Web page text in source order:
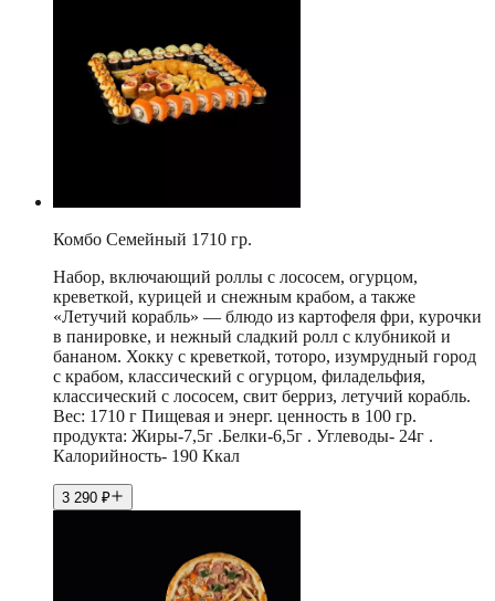
Комбо Семейный 1710 гр.
Набор, включающий роллы с лососем, огурцом,
креветкой, курицей и снежным крабом, а также
«Летучий корабль» — блюдо из картофеля фри, курочки
в панировке, и нежный сладкий ролл с клубникой и
бананом. Хокку с креветкой, тоторо, изумрудный город
с крабом, классический с огурцом, филадельфия,
классический с лососем, свит берриз, летучий корабль.
Вес: 1710 г Пищевая и энерг. ценность в 100 гр.
продукта: Жиры-7,5г .Белки-6,5г . Углеводы- 24г .
Калорийность- 190 Ккал
3 290 ₽